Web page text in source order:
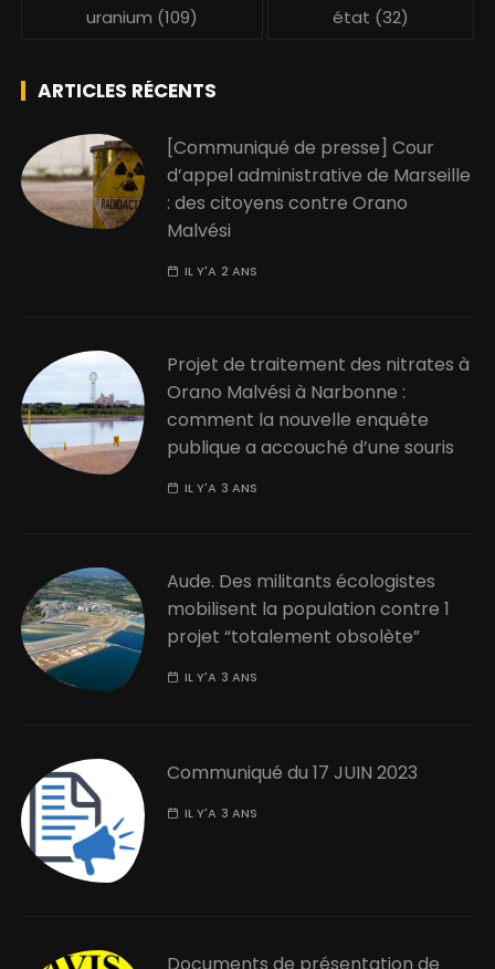
uranium (109) état (32)
ARTICLES RÉCENTS
[Communiqué de presse] Cour
d’appel administrative de Marseille
: des citoyens contre Orano
Malvési
IL Y'A 2 ANS
Projet de traitement des nitrates à
Orano Malvési à Narbonne :
comment la nouvelle enquête
publique a accouché d’une souris
IL Y'A 3 ANS
Aude. Des militants écologistes
mobilisent la population contre 1
projet “totalement obsolète”
IL Y'A 3 ANS
Communiqué du 17 JUIN 2023
IL Y'A 3 ANS